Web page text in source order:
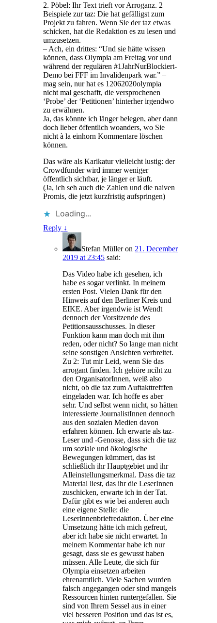
2. Pöbel: Ihr Text trieft vor Arroganz. 2
Beispiele zur taz: Die hat gefälligst zum
Projekt zu fahren. Wenn Sie der taz etwas
schicken, hat die Redaktion es zu lesen und
umzusetzen.
– Ach, ein drittes: “Und sie hätte wissen
können, dass Olympia am Freitag vor und
während der regulären #1JahrNurBlockiert-
Demo bei FFF im Invalidenpark war.” –
mag sein, nur hat es 12062020olympia
nicht mal geschafft, die versprochenen
‘Probe’ der ‘Petitionen’ hinterher irgendwo
zu erwähnen.
Ja, das könnte ich länger belegen, aber dann
doch lieber öffentlich woanders, wo Sie
nicht à la einhorn Kommentare löschen
können.
Das wäre als Karikatur vielleicht lustig: der
Crowdfunder wird immer weniger
öffentlich sichtbar, je länger er läuft.
(Ja, ich seh auch die Zahlen und die naiven
Promis, die jetzt kurzfristig aufspringen)
Loading...
Reply ↓
Stefan Mülleron 21. December
2019 at 23:45 said:
Das Video habe ich gesehen, ich
habe es sogar verlinkt. In meinem
ersten Post. Vielen Dank für den
Hinweis auf den Berliner Kreis und
EIKE. Aber irgendwie ist Wendt
dennoch der Vorsitzende des
Petitionsausschusses. In dieser
Funktion kann man doch mit ihm
reden, oder nicht? So lange man nicht
seine sonstigen Ansichten verbreitet.
Zu 2: Tut mir Leid, wenn Sie das
arrogant finden. Ich gehöre nciht zu
den OrganisatorInnen, weiß also
nicht, ob die taz zum Auftakttrefffen
eingeladen war. Ich hoffe es aber
sehr. Und selbst wenn nicht, so hätten
interessierte JournalistInnen dennoch
aus den sozialen Medien davon
erfahren können. Ich erwarte als taz-
Leser und -Genosse, dass sich die taz
um soziale und ökologische
Bewegungen kümmert, das ist
schließlich ihr Hauptgebiet und ihr
Alleinstellungsmerkmal. Dass die taz
Material liest, das ihr die LeserInnen
zuschicken, erwarte ich in der Tat.
Dafür gibt es wie bei anderen auch
eine eigene Stelle: die
LeserInnenbriefredaktion. Über eine
Umsetzung hätte ich mich gefreut,
aber ich habe sie nicht erwartet. In
meinem Kommentar habe ich nur
gesagt, dass sie es gewusst haben
müssen. Alle Leute, die sich für
Olympia einsetzen arbeiten
ehrenamtlich. Viele Sachen wurden
falsch angegangen oder sind mangels
Ressourcen hinten runtergefallen. Sie
sind von Ihrem Sessel aus in einer
viel besseren Position und das ist es,